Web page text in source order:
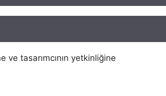
ve tasarımcının yetkinliğine